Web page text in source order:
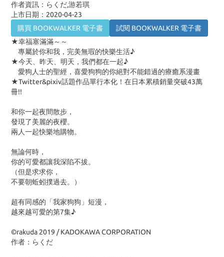
作者資訊：らくだ,游若琪
上市日期：2020-04-23
購買 BOOKWALKER 電子書
試閱 BOOKWALKER 電子書
★幸福塞滿滿～～
專屬於你和我，完美無瑕的快樂生活♪
★今天、昨天、明天，我們都在一起♪
愛狗人士的聖經，喜愛狗狗的你絕對不能錯過的療癒系漫畫
★Twitter&pixiv話題作品單行本化！在日本累積銷量突破43萬
冊!!
和你一起夜間散步，
發現了美麗的夜櫻。
兩人一起快樂地購物。
無論何時，
你的可愛都讓我深陷不拔。
（但是求求你，
不要朝蚯蚓撲過去。）
超有同感的「我家狗狗」短漫，
越來越可愛的第7集♪
©rakuda 2019 / KADOKAWA CORPORATION
作者：らくだ